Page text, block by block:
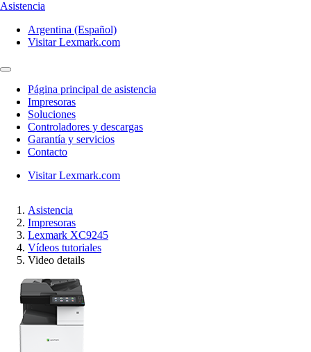
Asistencia
Argentina (Español)
Visitar Lexmark.com
Página principal de asistencia
Impresoras
Soluciones
Controladores y descargas
Garantía y servicios
Contacto
Visitar Lexmark.com
Asistencia
Impresoras
Lexmark XC9245
Vídeos tutoriales
Video details